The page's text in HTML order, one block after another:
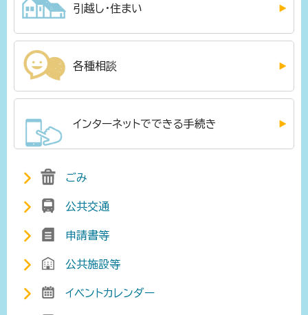
引越し・住まい
各種相談
インターネットでできる手続き
ごみ
公共交通
申請書等
公共施設等
イベントカレンダー